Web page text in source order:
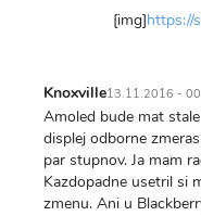
[img]https://
Knoxville13.11.2016 -
Amoled bude mat
displej odborne
par stupnov. Ja mam
Kazdopadne usetril si
zmenu. Ani u